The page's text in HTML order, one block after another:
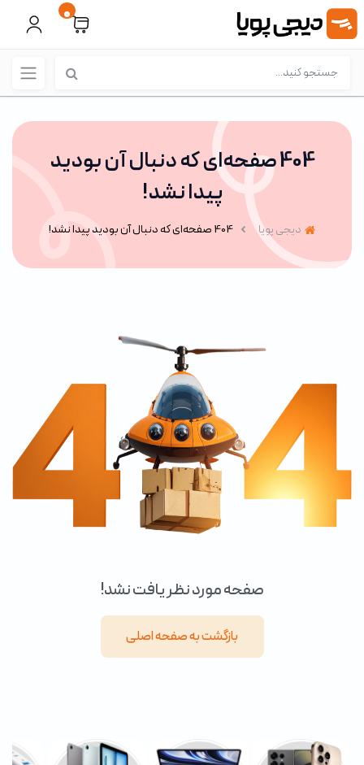
0
404 صفحه‌ای که دنبال آن بودید
پیدا نشد!
دیجی پویا 404 صفحه‌ای که دنبال آن بودید پیدا نشد!
صفحه مورد نظر یافت نشد!
بازگشت به صفحه اصلی